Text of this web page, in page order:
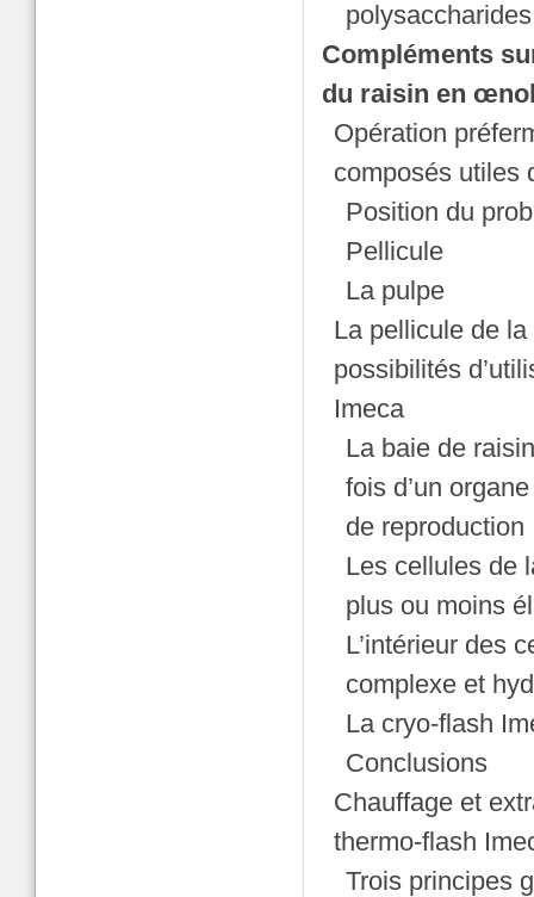
Compléments
du raisin en
Opération
composés utiles
Position du
Pellicule
La pulpe
La pellicule de
possibilités
Imeca
La baie de
fois d’un
de reproduction
Les cellules de
plus ou moins
L’intérieur des
complexe et
La cryo-flash
Conclusions
Chauffage et
thermo-flash
Trois principes